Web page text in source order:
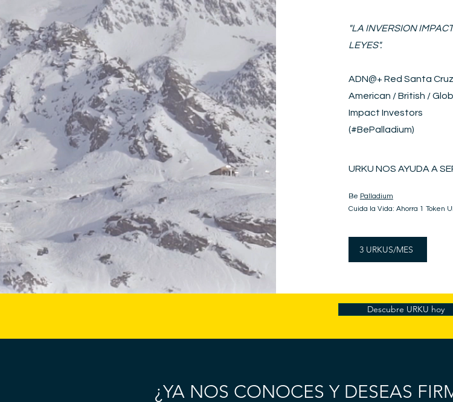
"LA INVERSION
LEYES".
ADN@+ Red Santa
American / British /
Impact Investors
(#BePalladium)​
URKU NOS AYUDA A
Be Palladium
Cuida la Vida: Ahorra 1 Token
3 URKUS/MES
Descubre URKU hoy
¿YA NOS CONOCES Y DESEAS